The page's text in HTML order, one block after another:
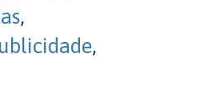
,
,